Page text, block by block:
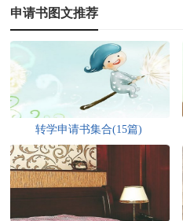
申请书图文推荐
转学申请书集合(15篇)